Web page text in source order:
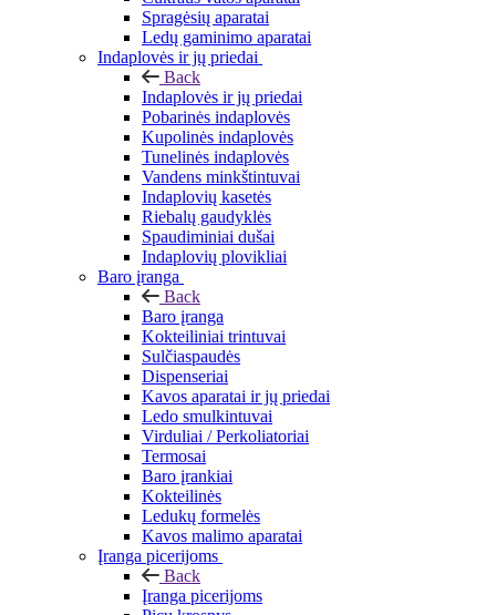
Spragėsių aparatai
Ledų gaminimo aparatai
Indaplovės ir jų priedai
Back
Indaplovės ir jų priedai
Pobarinės indaplovės
Kupolinės indaplovės
Tunelinės indaplovės
Vandens minkštintuvai
Indaplovių kasetės
Riebalų gaudyklės
Spaudiminiai dušai
Indaplovių plovikliai
Baro įranga
Back
Baro įranga
Kokteiliniai trintuvai
Sulčiaspaudės
Dispenseriai
Kavos aparatai ir jų priedai
Ledo smulkintuvai
Virduliai / Perkoliatoriai
Termosai
Baro įrankiai
Kokteilinės
Ledukų formelės
Kavos malimo aparatai
Įranga picerijoms
Back
Įranga picerijoms